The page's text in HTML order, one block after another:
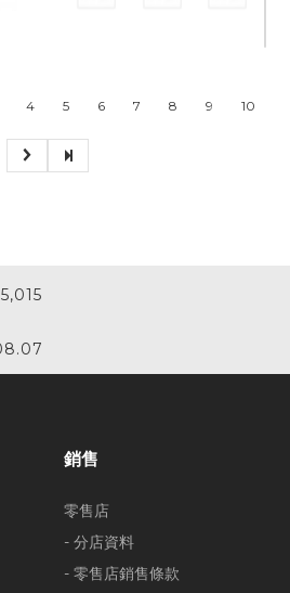
4 5 6 7 8 9 10
銷售
零售店
- 分店資料
- 零售店銷售條款